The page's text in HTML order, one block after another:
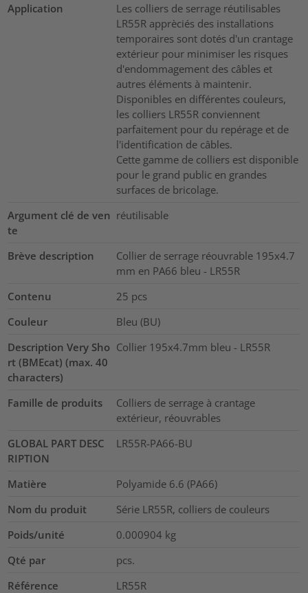
Application
Les colliers de serrage réutilisables
LR55R apprèciés des installations
temporaires sont dotés d'un crantage
extérieur pour minimiser les risques
d'endommagement des câbles et
autres éléments à maintenir.
Disponibles en différentes couleurs,
les colliers LR55R conviennent
parfaitement pour du repérage et de
l'identification de câbles.
Cette gamme de colliers est disponible
pour le grand public en grandes
surfaces de bricolage.
Argument clé de ven
te
réutilisable
Brève description
Collier de serrage réouvrable 195x4.7
mm en PA66 bleu - LR55R
Contenu
25 pcs
Couleur
Bleu (BU)
Description Very Sho
rt (BMEcat) (max. 40
characters)
Collier 195x4.7mm bleu - LR55R
Famille de produits
Colliers de serrage à crantage
extérieur, réouvrables
GLOBAL PART DESC
RIPTION
LR55R-PA66-BU
Matière
Polyamide 6.6 (PA66)
Nom du produit
Série LR55R, colliers de couleurs
Poids/unité
0.000904 kg
Qté par
pcs.
Référence
LR55R